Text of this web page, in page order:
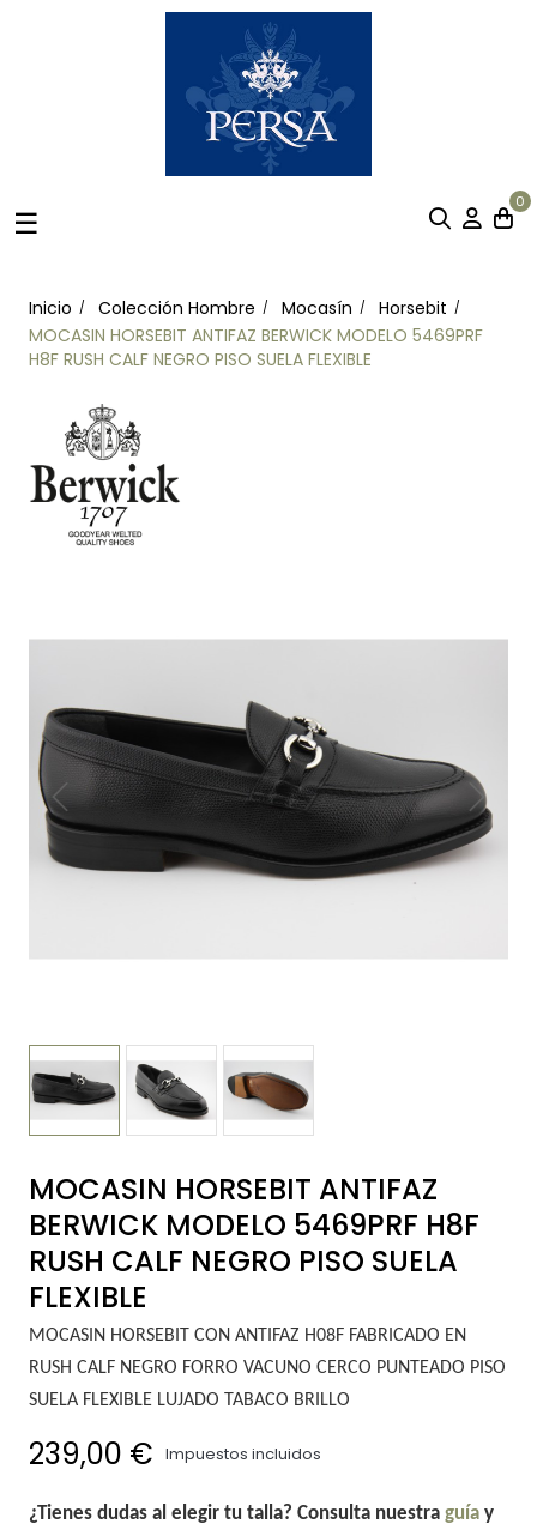
Navegación
☰
0
Inicio Colección Hombre Mocasín
Horsebit
MOCASIN HORSEBIT ANTIFAZ BERWICK MODELO 5469PRF
H8F RUSH CALF NEGRO PISO SUELA FLEXIBLE
MOCASIN HORSEBIT ANTIFAZ
BERWICK MODELO 5469PRF H8F
RUSH CALF NEGRO PISO SUELA
FLEXIBLE
MOCASIN HORSEBIT CON ANTIFAZ H08F FABRICADO EN
RUSH CALF NEGRO FORRO VACUNO CERCO PUNTEADO PISO
SUELA FLEXIBLE LUJADO TABACO BRILLO
239,00 € Impuestos incluidos
¿Tienes dudas al elegir tu talla? Consulta nuestra guíay